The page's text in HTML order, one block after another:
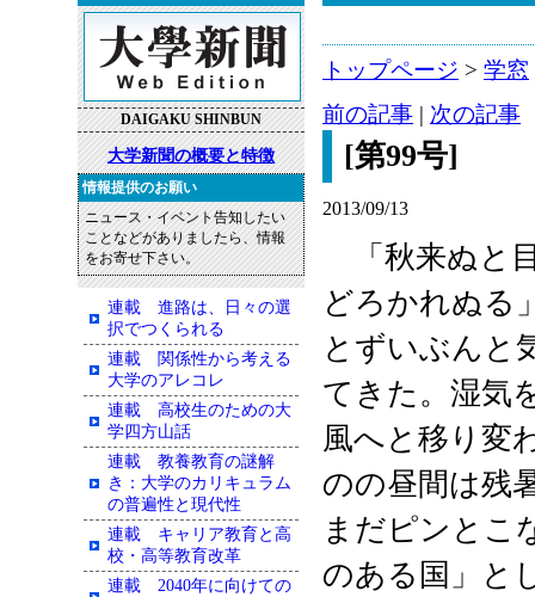
DAIGAKU SHINBUN
トップページ > 学窓
前の記事 | 次の記事
[第99号]
2013/09/13
「秋来ぬと
どろかれぬる
とずいぶんと
てきた。湿気
風へと移り変
のの昼間は残
まだピンとこ
のある国」と
大学新聞の概要と特徴
情報提供のお願い
ニュース・イベント告知したい
ことなどがありましたら、情報
をお寄せ下さい。
連載 進路は、日々の選
択でつくられる
連載 関係性から考える
大学のアレコレ
連載 高校生のための大
学四方山話
連載 教養教育の謎解
き：大学のカリキュラム
の普遍性と現代性
連載 キャリア教育と高
校・高等教育改革
連載 2040年に向けての